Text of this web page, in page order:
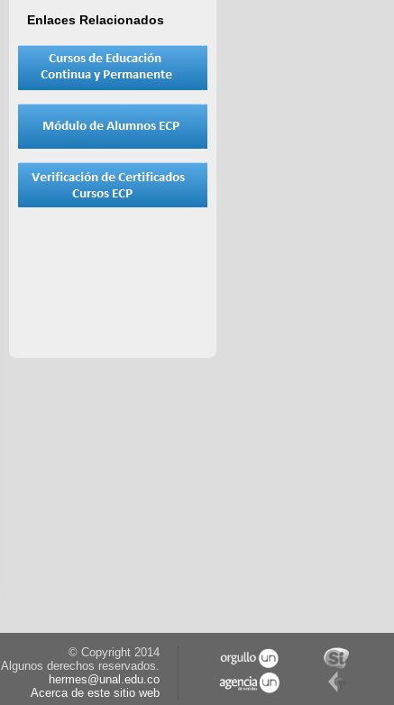
Enlaces Relacionados
© Copyright 2014
Algunos derechos reservados.
hermes@unal.edu.co
Acerca de este sitio web